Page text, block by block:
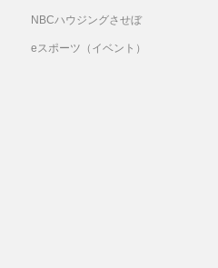
NBCハウジングさせぼ
eスポーツ（イベント）